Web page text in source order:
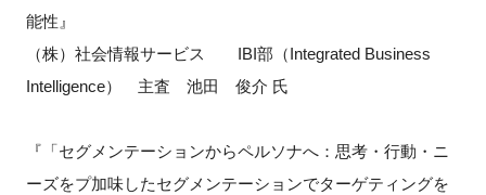
能性』
（株）社会情報サービス IBI部（Integrated Business
Intelligence） 主査 池田 俊介 氏
『「セグメンテーションからペルソナへ：思考・行動・ニ
ーズをプ加味したセグメンテーションでターゲティングを